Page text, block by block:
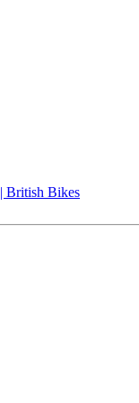
British Bikes